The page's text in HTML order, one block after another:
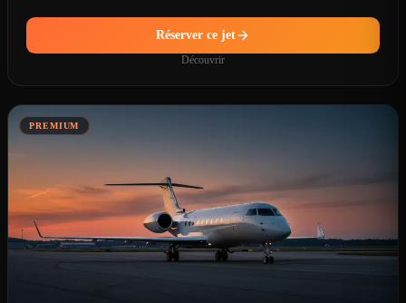
Réserver ce jet
Découvrir
PREMIUM